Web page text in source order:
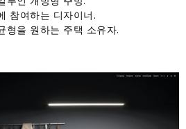
참여하는 디자이너.
형을 원하는 주택 소유자.